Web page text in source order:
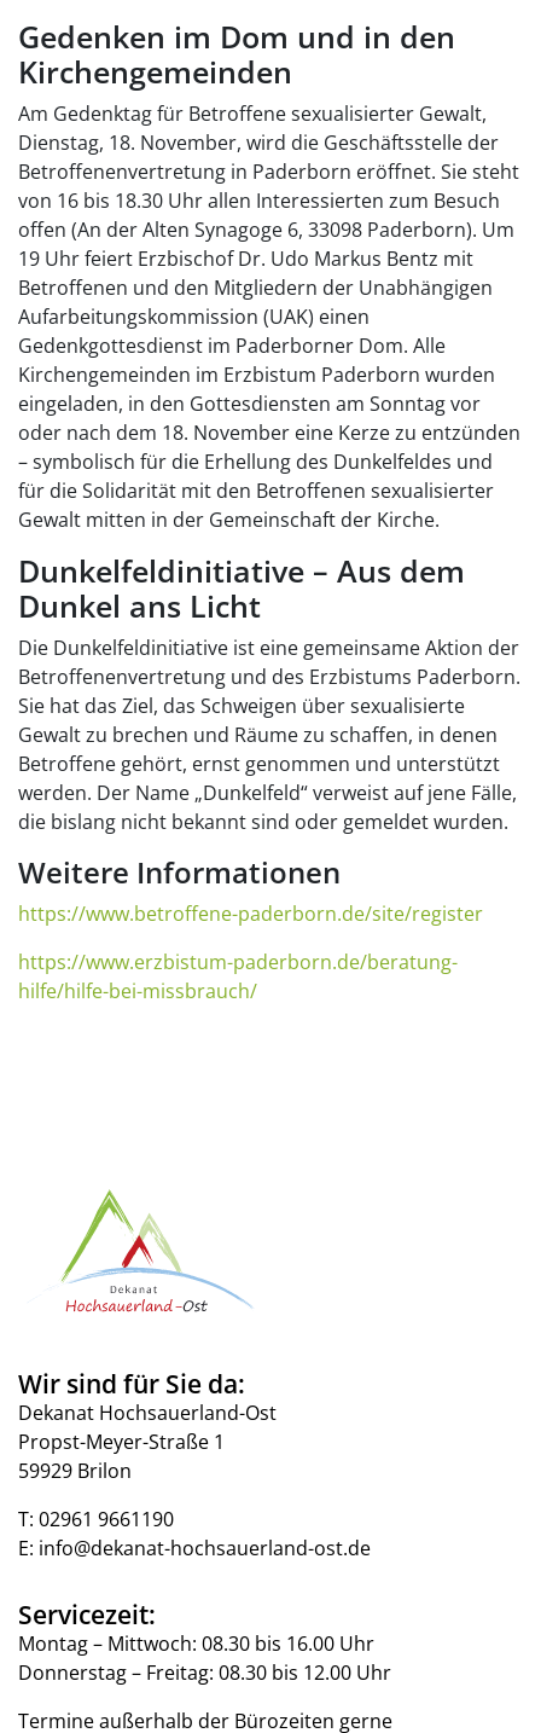
Gedenken im Dom und in den
Kirchengemeinden
Am Gedenktag für Betroffene sexualisierter Gewalt,
Dienstag, 18. November, wird die Geschäftsstelle der
Betroffenenvertretung in Paderborn eröffnet. Sie steht
von 16 bis 18.30 Uhr allen Interessierten zum Besuch
offen (An der Alten Synagoge 6, 33098 Paderborn). Um
19 Uhr feiert Erzbischof Dr. Udo Markus Bentz mit
Betroffenen und den Mitgliedern der Unabhängigen
Aufarbeitungskommission (UAK) einen
Gedenkgottesdienst im Paderborner Dom. Alle
Kirchengemeinden im Erzbistum Paderborn wurden
eingeladen, in den Gottesdiensten am Sonntag vor
oder nach dem 18. November eine Kerze zu entzünden
– symbolisch für die Erhellung des Dunkelfeldes und
für die Solidarität mit den Betroffenen sexualisierter
Gewalt mitten in der Gemeinschaft der Kirche.
Dunkelfeldinitiative – Aus dem
Dunkel ans Licht
Die Dunkelfeldinitiative ist eine gemeinsame Aktion der
Betroffenenvertretung und des Erzbistums Paderborn.
Sie hat das Ziel, das Schweigen über sexualisierte
Gewalt zu brechen und Räume zu schaffen, in denen
Betroffene gehört, ernst genommen und unterstützt
werden. Der Name „Dunkelfeld“ verweist auf jene Fälle,
die bislang nicht bekannt sind oder gemeldet wurden.
Weitere Informationen
https://www.betroffene-paderborn.de/site/register
https://www.erzbistum-paderborn.de/beratung-
hilfe/hilfe-bei-missbrauch/
Wir sind für Sie da:
Dekanat Hochsauerland-Ost
Propst-Meyer-Straße 1
59929 Brilon
T: 02961 9661190
E: info@dekanat-hochsauerland-ost.de
Servicezeit:
Montag – Mittwoch: 08.30 bis 16.00 Uhr
Donnerstag – Freitag: 08.30 bis 12.00 Uhr
Termine außerhalb der Bürozeiten gerne